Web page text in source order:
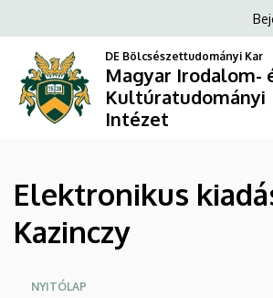
kiadások
Kazinczy
Magyar
Irodalom-
a
tartalomra
DE Bölcsészettudományi Kar
Magyar Irodalom-
Kultúratudományi
Intézet
Elektronikus
Kazinczy
Oldalmenü
NYITÓLAP